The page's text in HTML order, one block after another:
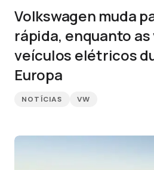
Volkswagen muda
rápida, enquanto
veículos elétricos
Europa
NOTÍCIAS VW